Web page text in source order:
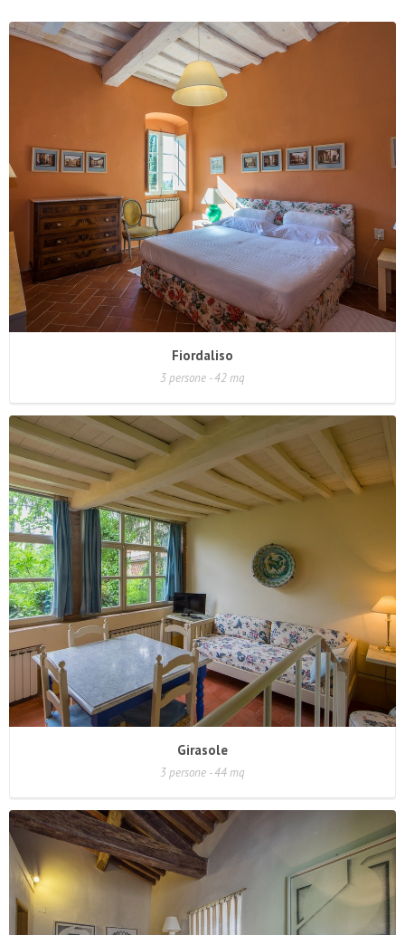
Fiordaliso
3 persone - 42 mq
Girasole
3 persone - 44 mq